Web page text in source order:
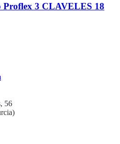
Proflex 3 CLAVELES 18
56